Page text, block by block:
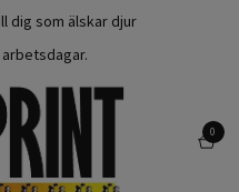
dig som älskar djur
0